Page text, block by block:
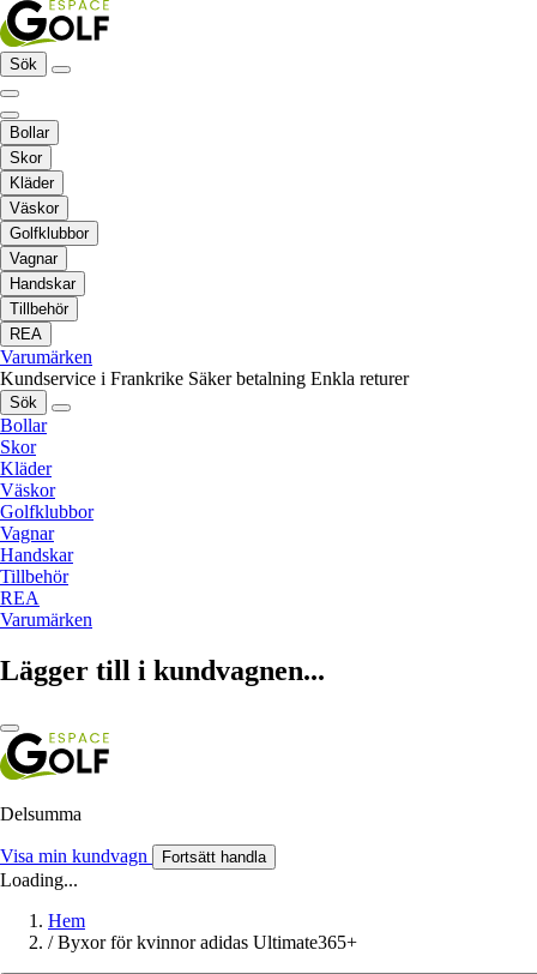
Sök
Bollar
Skor
Kläder
Väskor
Golfklubbor
Vagnar
Handskar
Tillbehör
REA
Varumärken
Kundservice i Frankrike Säker betalning Enkla returer
Sök
Bollar
Skor
Kläder
Väskor
Golfklubbor
Vagnar
Handskar
Tillbehör
REA
Varumärken
Lägger till i kundvagnen...
Delsumma
Visa min kundvagn Fortsätt handla
Loading...
Hem
/ Byxor för kvinnor adidas Ultimate365+